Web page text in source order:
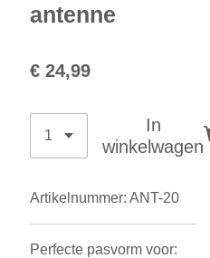
antenne
€ 24,99
In
winkelwagen
Artikelnummer: ANT-20
Perfecte pasvorm voor: